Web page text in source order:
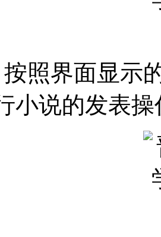
照界面显示
小说的发表操